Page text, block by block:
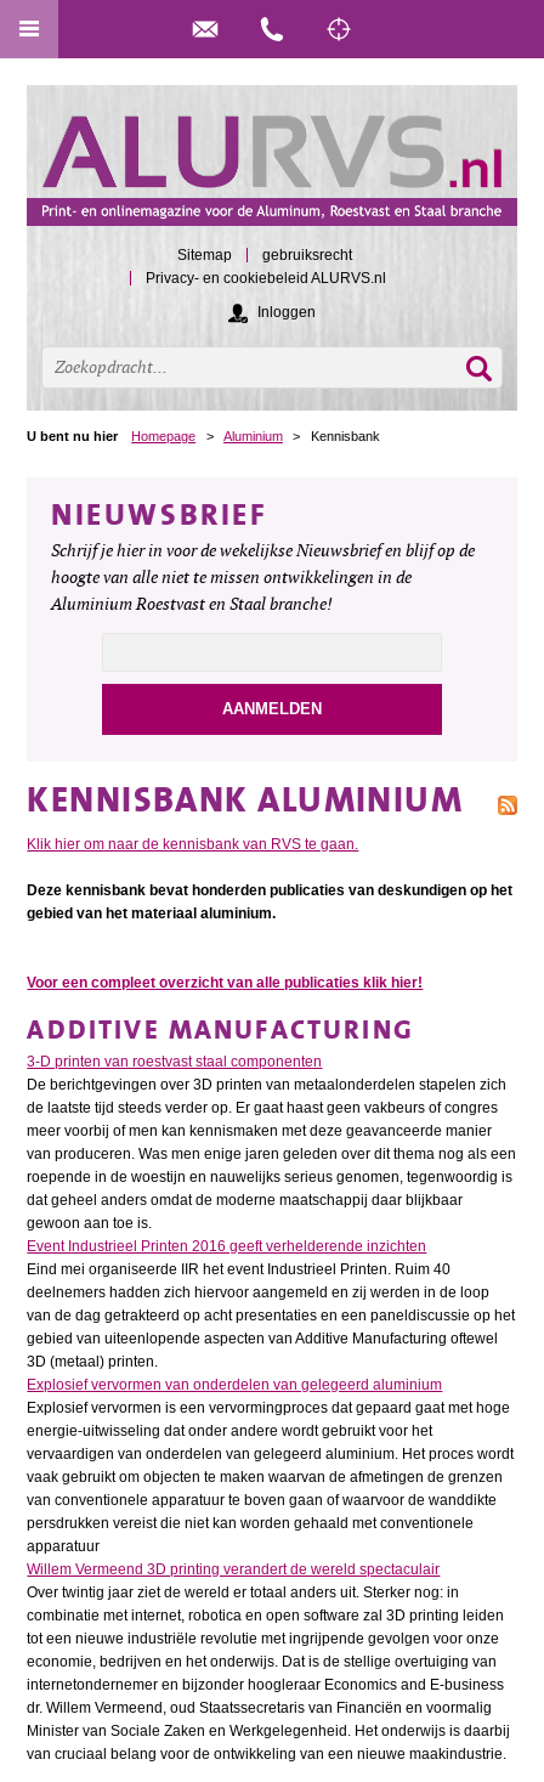
Sitemap
gebruiksrecht
Privacy- en cookiebeleid ALURVS.nl
Inloggen
U bent nu hier Homepage > Aluminium > Kennisbank
NIEUWSBRIEF
Schrijf je hier in voor de wekelijkse Nieuwsbrief en blijf op de
hoogte van alle niet te missen ontwikkelingen in de
Aluminium Roestvast en Staal branche!
KENNISBANK ALUMINIUM
Klik hier om naar de kennisbank van RVS te gaan.
Deze kennisbank bevat honderden publicaties van deskundigen op het
gebied van het materiaal aluminium.
Voor een compleet overzicht van alle publicaties klik hier!
ADDITIVE MANUFACTURING
3-D printen van roestvast staal componenten
De berichtgevingen over 3D printen van metaalonderdelen stapelen zich
de laatste tijd steeds verder op. Er gaat haast geen vakbeurs of congres
meer voorbij of men kan kennismaken met deze geavanceerde manier
van produceren. Was men enige jaren geleden over dit thema nog als een
roepende in de woestijn en nauwelijks serieus genomen, tegenwoordig is
dat geheel anders omdat de moderne maatschappij daar blijkbaar
gewoon aan toe is.
Event Industrieel Printen 2016 geeft verhelderende inzichten
Eind mei organiseerde IIR het event Industrieel Printen. Ruim 40
deelnemers hadden zich hiervoor aangemeld en zij werden in de loop
van de dag getrakteerd op acht presentaties en een paneldiscussie op het
gebied van uiteenlopende aspecten van Additive Manufacturing oftewel
3D (metaal) printen.
Explosief vervormen van onderdelen van gelegeerd aluminium
Explosief vervormen is een vervormingproces dat gepaard gaat met hoge
energie-uitwisseling dat onder andere wordt gebruikt voor het
vervaardigen van onderdelen van gelegeerd aluminium. Het proces wordt
vaak gebruikt om objecten te maken waarvan de afmetingen de grenzen
van conventionele apparatuur te boven gaan of waarvoor de wanddikte
persdrukken vereist die niet kan worden gehaald met conventionele
apparatuur
Willem Vermeend 3D printing verandert de wereld spectaculair
Over twintig jaar ziet de wereld er totaal anders uit. Sterker nog: in
combinatie met internet, robotica en open software zal 3D printing leiden
tot een nieuwe industriële revolutie met ingrijpende gevolgen voor onze
economie, bedrijven en het onderwijs. Dat is de stellige overtuiging van
internetondernemer en bijzonder hoogleraar Economics and E-business
dr. Willem Vermeend, oud Staatssecretaris van Financiën en voormalig
Minister van Sociale Zaken en Werkgelegenheid. Het onderwijs is daarbij
van cruciaal belang voor de ontwikkeling van een nieuwe maakindustrie.